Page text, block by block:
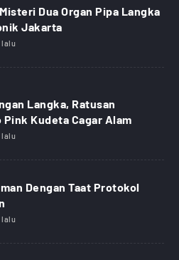
Dua Organ Pipa Langka
Jakarta
lalu
Langka, Ratusan
Pink Kudeta Cagar Alam
lalu
Dengan Taat Protokol
lalu